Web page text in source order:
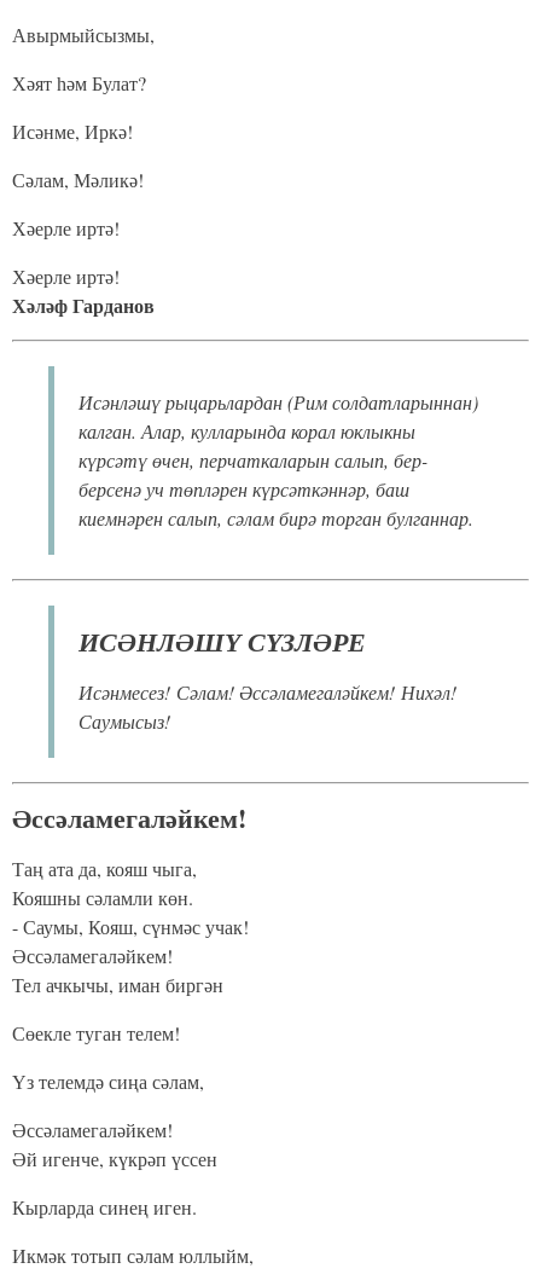
Авырмыйсызмы,
Хәят һәм Булат?
Исәнме, Иркә!
Сәлам, Мәликә!
Хәерле иртә!
Хәерле иртә!
Хәләф Гарданов
Исәнләшү рыцарьлардан (Рим солдатларыннан)
калган. Алар, кулларында корал юклыкны
күрсәтү өчен, перчаткаларын салып, бер-
берсенә уч төпләрен күрсәткәннәр, баш
киемнәрен салып, сәлам бирә торган булганнар.
ИСӘНЛӘШҮ СҮЗЛӘРЕ
Исәнмесез! Сәлам! Әссәламегаләйкем! Нихәл!
Саумысыз!
Әссәламегаләйкем!
Таң ата да, кояш чыга,
Кояшны сәламли көн.
- Саумы, Кояш, сүнмәс учак!
Әссәламегаләйкем!
Тел ачкычы, иман биргән
Сөекле туган телем!
Үз телемдә сиңа сәлам,
Әссәламегаләйкем!
Әй игенче, күкрәп үссен
Кырларда синең иген.
Икмәк тотып сәлам юллыйм,